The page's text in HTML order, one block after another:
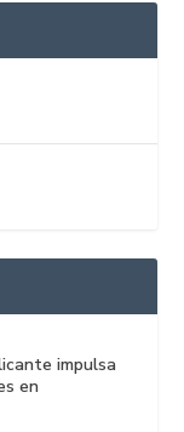
impulsa
en